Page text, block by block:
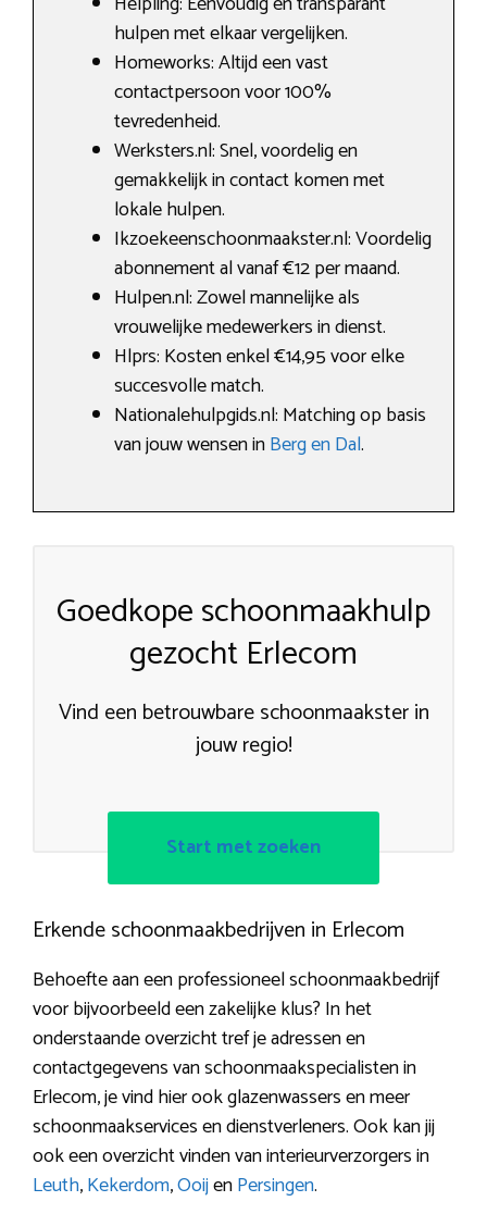
hulpen met elkaar vergelijken.
Homeworks: Altijd een vast
contactpersoon voor 100%
tevredenheid.
Werksters.nl: Snel, voordelig en
gemakkelijk in contact komen met
lokale hulpen.
Ikzoekeenschoonmaakster.nl: Voordelig
abonnement al vanaf €12 per maand.
Hulpen.nl: Zowel mannelijke als
vrouwelijke medewerkers in dienst.
Hlprs: Kosten enkel €14,95 voor elke
succesvolle match.
Nationalehulpgids.nl: Matching op basis
van jouw wensen inBerg en Dal.
Goedkope schoonmaakhulp
gezocht Erlecom
Vind een betrouwbare schoonmaakster in
jouw regio!
Start met zoeken
Erkende schoonmaakbedrijven in Erlecom
Behoefte aan een professioneel schoonmaakbedrijf
voor bijvoorbeeld een zakelijke klus? In het
onderstaande overzicht tref je adressen en
contactgegevens van schoonmaakspecialisten in
Erlecom, je vind hier ook glazenwassers en meer
schoonmaakservices en dienstverleners. Ook kan jij
ook een overzicht vinden van interieurverzorgers in
Leuth,Kekerdom,OoijenPersingen.